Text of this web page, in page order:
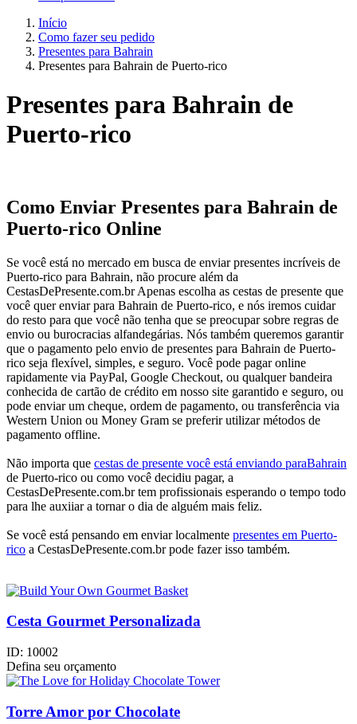
Início
Como fazer seu pedido
Presentes para Bahrain
Presentes para Bahrain de Puerto-rico
Presentes para Bahrain de
Puerto-rico
Como Enviar Presentes para Bahrain de
Puerto-rico Online
Se você está no mercado em busca de enviar presentes incríveis de
Puerto-rico para Bahrain, não procure além da
CestasDePresente.com.br Apenas escolha as cestas de presente que
você quer enviar para Bahrain de Puerto-rico, e nós iremos cuidar
do resto para que você não tenha que se preocupar sobre regras de
envio ou burocracias alfandegárias. Nós também queremos garantir
que o pagamento pelo envio de presentes para Bahrain de Puerto-
rico seja flexível, simples, e seguro. Você pode pagar online
rapidamente via PayPal, Google Checkout, ou qualquer bandeira
conhecida de cartão de crédito em nosso site garantido e seguro, ou
pode enviar um cheque, ordem de pagamento, ou transferência via
Western Union ou Money Gram se preferir utilizar métodos de
pagamento offline.
Não importa que cestas de presente você está enviando paraBahrain
de Puerto-rico ou como você decidiu pagar, a
CestasDePresente.com.br tem profissionais esperando o tempo todo
para lhe auxiiar a tornar o dia de alguém mais feliz.
Se você está pensando em enviar localmente presentes em Puerto-
rico a CestasDePresente.com.br pode fazer isso também.
Cesta Gourmet Personalizada
ID: 10002
Defina seu orçamento
Torre Amor por Chocolate